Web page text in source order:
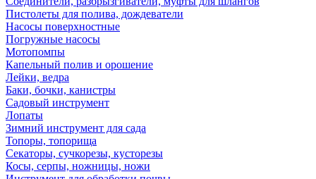
Пистолеты для полива, дождеватели
Насосы поверхностные
Погружные насосы
Мотопомпы
Капельный полив и орошение
Лейки, ведра
Баки, бочки, канистры
Садовый инструмент
Лопаты
Зимний инструмент для сада
Топоры, топорища
Секаторы, сучкорезы, кусторезы
Косы, серпы, ножницы, ножи